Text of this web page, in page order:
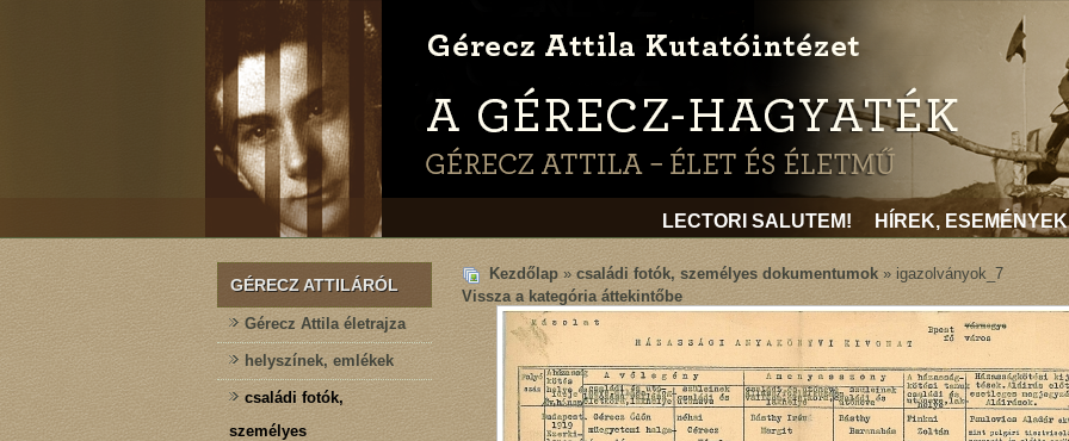
LECTORI SALUTEM! HÍREK, ESEMÉNYEK
GÉRECZ ATTILÁRÓL
Gérecz Attila életrajza
helyszínek, emlékek
családi fotók,
személyes
Kezdőlap »családi fotók, személyes dokumentumok » igazolványok_7
Vissza a kategória áttekintőbe